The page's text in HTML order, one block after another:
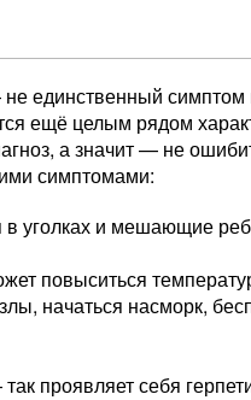
единственный симптом
ещё целым рядом
а значит — не
симптомами:
уголках и мешающие
повыситься
начаться насморк,
проявляет себя